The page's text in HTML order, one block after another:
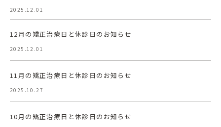
2025.12.01
12月の矯正治療日と休診日のお知らせ
2025.12.01
11月の矯正治療日と休診日のお知らせ
2025.10.27
10月の矯正治療日と休診日のお知らせ